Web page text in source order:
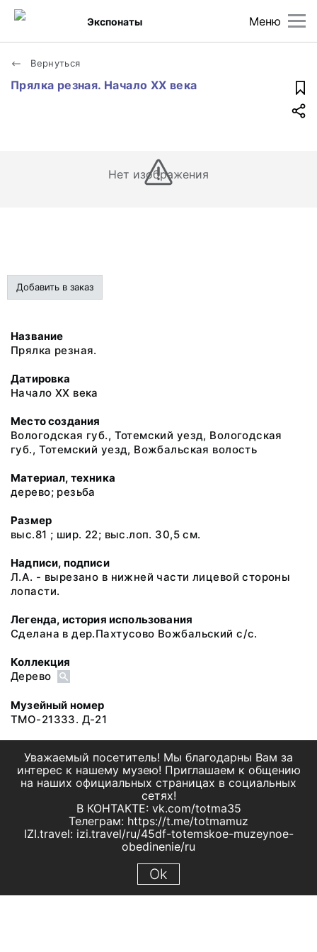
Меню
Экспонаты
Вернуться
Прялка резная. Начало XX века
Нет изображения
Добавить в заказ
Название
Прялка резная.
Датировка
Начало XX века
Место создания
Вологодская губ., Тотемский уезд, Вологодская
губ., Тотемский уезд, Вожбальская волость
Материал, техника
дерево; резьба
Размер
выс.81 ; шир. 22; выс.лоп. 30,5 см.
Надписи, подписи
Л.А. - вырезано в нижней части лицевой стороны
лопасти.
Легенда, история использования
Сделана в дер.Пахтусово Вожбальский с/с.
Коллекция
Дерево
Музейный номер
ТМО-21333. Д-21
Уважаемый посетитель! Мы благодарны Вам за
интерес к нашему музею! Приглашаем к общению
на наших официальных страницах в социальных
сетях!
В КОНТАКТЕ: vk.com/totma35
Телеграм: https://t.me/totmamuz
IZI.travel: izi.travel/ru/45df-totemskoe-muzeynoe-
obedinenie/ru
Ok